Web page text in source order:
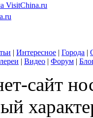
VisitChina.ru
| Интересное | Города |
| Видео | Форум |
сайт